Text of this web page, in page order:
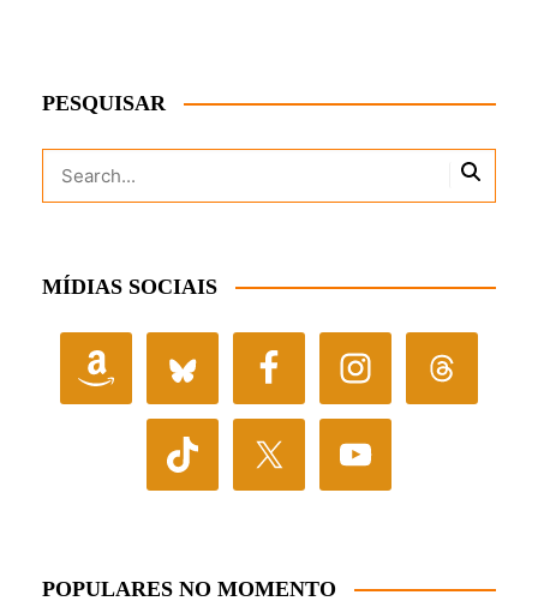
PESQUISAR
MÍDIAS SOCIAIS
POPULARES NO MOMENTO